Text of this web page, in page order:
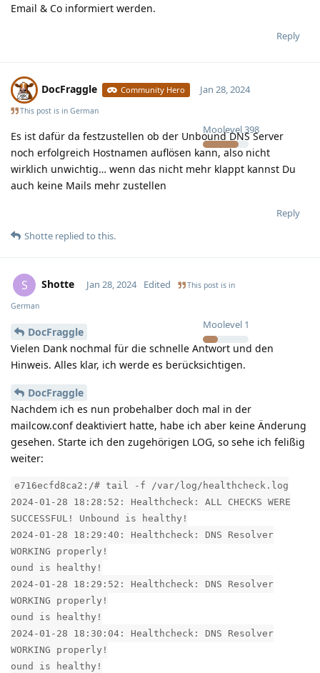
Email & Co informiert werden.
Reply
DocFraggle Community Hero
Moolevel398
Jan 28, 2024
This post is in German
Es ist dafür da festzustellen ob der Unbound DNS Server
noch erfolgreich Hostnamen auflösen kann, also nicht
wirklich unwichtig… wenn das nicht mehr klappt kannst Du
auch keine Mails mehr zustellen
Reply
Shotte replied to this.
S Shotte
Moolevel 1
Jan 28, 2024 Edited This post is in
German
DocFraggle
Vielen Dank nochmal für die schnelle Antwort und den
Hinweis. Alles klar, ich werde es berücksichtigen.
DocFraggle
Nachdem ich es nun probehalber doch mal in der
mailcow.conf deaktiviert hatte, habe ich aber keine Änderung
gesehen. Starte ich den zugehörigen LOG, so sehe ich felißig
weiter:
e716ecfd8ca2:/# tail -f /var/log/healthcheck.log
2024-01-28 18:28:52: Healthcheck: ALL CHECKS WERE
SUCCESSFUL! Unbound is healthy!
2024-01-28 18:29:40: Healthcheck: DNS Resolver
WORKING properly!
ound is healthy!
2024-01-28 18:29:52: Healthcheck: DNS Resolver
WORKING properly!
ound is healthy!
2024-01-28 18:30:04: Healthcheck: DNS Resolver
WORKING properly!
ound is healthy!